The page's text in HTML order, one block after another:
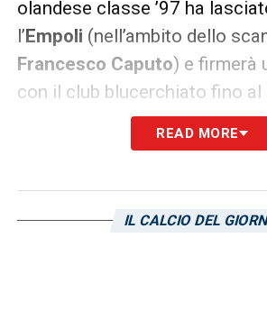
olandese classe ’97 ha
l’Empoli (nell’ambito dello
Francesco Caputo) e firmerà
con il club blucerchiato fino al
2023. Una volta conclusa la
Lammers farà ritorno all’
sessione invernale di
READ MORE
IL CALCIO DEL